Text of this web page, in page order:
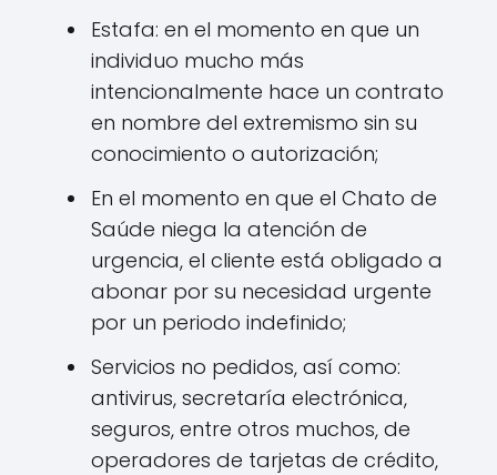
Estafa: en el momento en que un
individuo mucho más
intencionalmente hace un contrato
en nombre del extremismo sin su
conocimiento o autorización;
En el momento en que el Chato de
Saúde niega la atención de
urgencia, el cliente está obligado a
abonar por su necesidad urgente
por un periodo indefinido;
Servicios no pedidos, así como:
antivirus, secretaría electrónica,
seguros, entre otros muchos, de
operadores de tarjetas de crédito,